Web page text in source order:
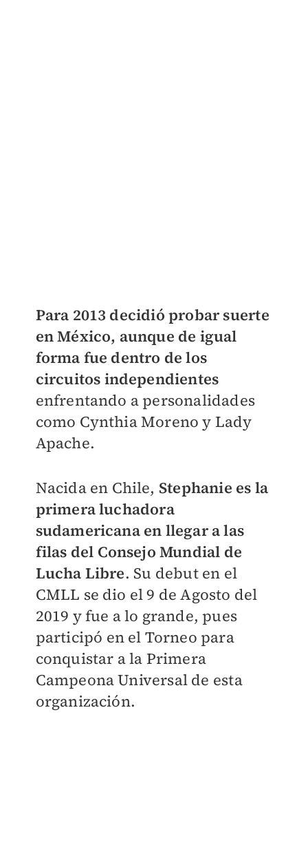
Para 2013 decidió probar suerte
en México, aunque de igual
forma fue dentro de los
circuitos independientes
enfrentando a personalidades
como Cynthia Moreno y Lady
Apache.
Nacida en Chile, Stephanie es la
primera luchadora
sudamericana en llegar a las
filas del Consejo Mundial de
Lucha Libre. Su debut en el
CMLL se dio el 9 de Agosto del
2019 y fue a lo grande, pues
participó en el Torneo para
conquistar a la Primera
Campeona Universal de esta
organización.